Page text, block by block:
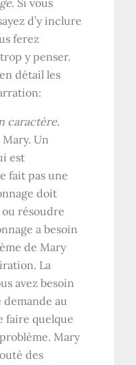
. Si vous
d’y inclure
ferez
y penser.
détail les
caractère.
Mary. Un
est
fait pas une
doit
résoudre
a besoin
de Mary
La
avez besoin
au
faire quelque
Mary
des